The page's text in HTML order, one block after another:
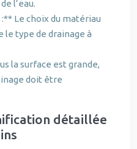
l’eau.
Le choix du matériau
le type de drainage à
la surface est grande,
doit être
détaillée